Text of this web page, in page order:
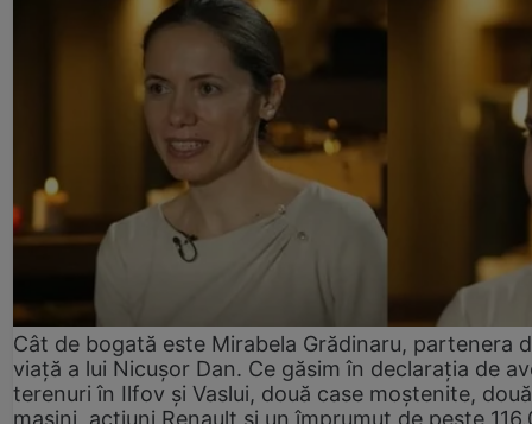
Cât de bogată este Mirabela Grădinaru, partenera
viață a lui Nicușor Dan. Ce găsim în declarația de
terenuri în Ilfov și Vaslui, două case moștenite, două
mașini, acțiuni Renault și un împrumut de peste